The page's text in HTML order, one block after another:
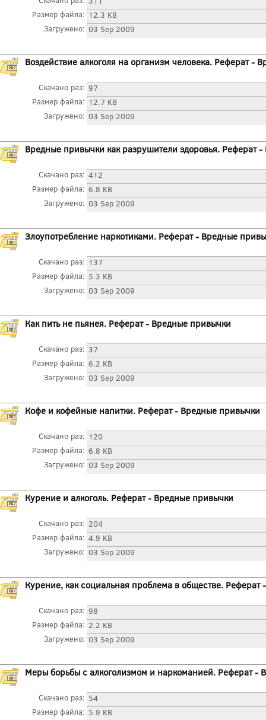
Размер файла: 12.3 KB
Загружено: 03 Sep 2009
Воздействие алкоголя на организм человека. Реферат -
Скачано раз: 97
Размер файла: 12.7 KB
Загружено: 03 Sep 2009
Вредные привычки как разрушители здоровья. Реферат
Скачано раз: 412
Размер файла: 6.8 KB
Загружено: 03 Sep 2009
Злоупотребление наркотиками. Реферат - Вредные
Скачано раз: 137
Размер файла: 5.3 KB
Загружено: 03 Sep 2009
Как пить не пьянея. Реферат - Вредные привычки
Скачано раз: 37
Размер файла: 6.2 KB
Загружено: 03 Sep 2009
Кофе и кофейные напитки. Реферат - Вредные привычки
Скачано раз: 120
Размер файла: 6.8 KB
Загружено: 03 Sep 2009
Курение и алкоголь. Реферат - Вредные привычки
Скачано раз: 204
Размер файла: 4.9 KB
Загружено: 03 Sep 2009
Курение, как социальная проблема в обществе.
Скачано раз: 98
Размер файла: 2.2 KB
Загружено: 03 Sep 2009
Меры борьбы с алкоголизмом и наркоманией. Реферат -
Скачано раз: 54
Размер файла: 5.9 KB